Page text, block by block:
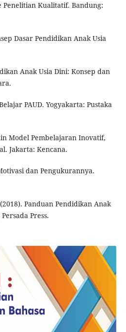
Penelitian Kualitatif. Bandung:
Dasar Pendidikan Anak Usia
Anak Usia Dini: Konsep dan
PAUD. Yogyakarta: Pustaka
Model Pembelajaran Inovatif,
Jakarta: Kencana.
dan Pengukurannya.
Panduan Pendidikan Anak
Press.